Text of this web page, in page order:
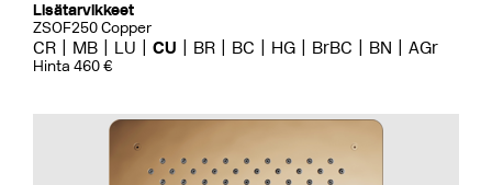
Lisätarvikkeet
ZSOF250 Copper
CR MB LU CU BR BC HG BrBC BN AGr
Hinta 460 €